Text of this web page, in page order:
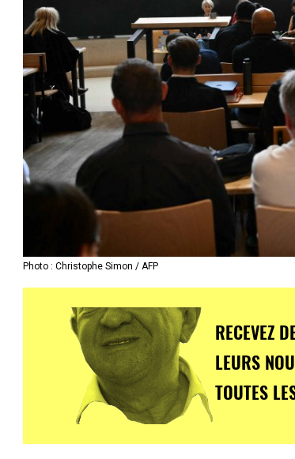
Photo : Christophe Simon / AFP
RECEVEZ
LEURS
TOUTES